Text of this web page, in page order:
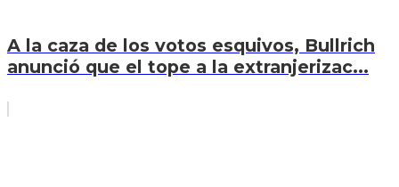
A la caza de los votos esquivos, Bullrich
anunció que el tope a la extranjerizac...